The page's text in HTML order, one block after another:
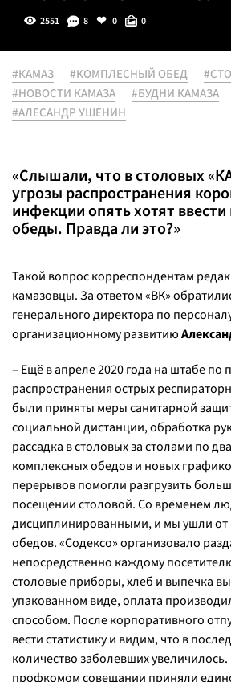
2551 8 0 0
#КАМАЗ #КОМПЛЕСНЫЙ ОБЕД
#НОВОСТИ КАМАЗА
#БУДНИ КАМАЗА
#АЛЕСАНДР УШЕНИН
«Слышали, что в столовых
угрозы распространения
инфекции опять хотят
обеды. Правда ли это?»
Такой вопрос корреспондентам
камазовцы. За ответом «ВК»
генерального директора по
организационному развитию
– Ещё в апреле 2020 года на штабе
распространения острых
были приняты меры санитарной
социальной дистанции, обработка
рассадка в столовых за столами по
комплексных обедов и новых
перерывов помогли разгрузить
посещении столовой. Со временем
дисциплинированными, и мы ушли от
обедов. «Содексо» организовало
непосредственно каждому
столовые приборы, хлеб и выпечка
упакованном виде, оплата
способом. После корпоративного
вести статистику и видим, что в
количество заболевших
профкомом совещании приняли